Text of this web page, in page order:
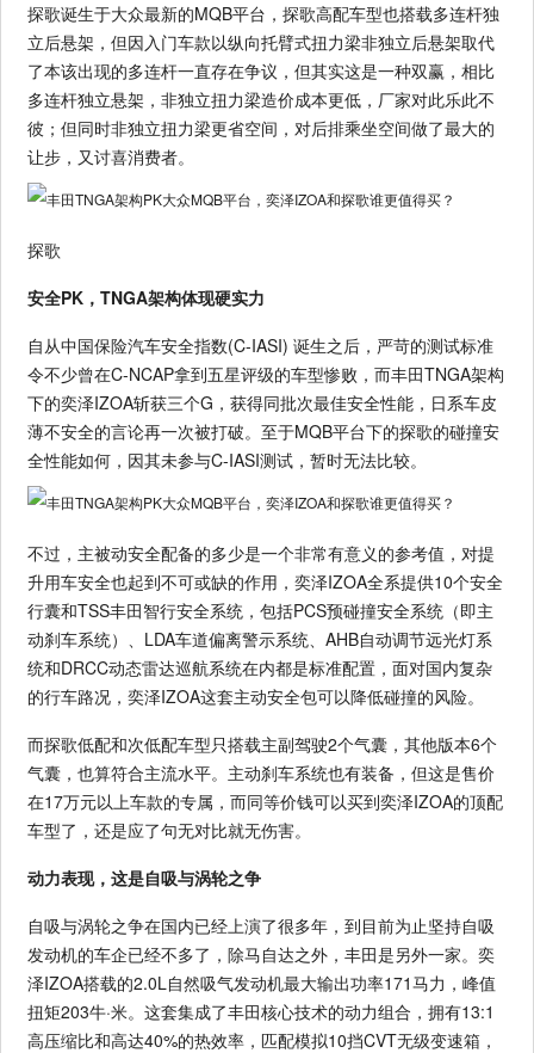
探歌诞生于大众最新的MQB平台，探歌高配车型也搭载多连杆独
立后悬架，但因入门车款以纵向托臂式扭力梁非独立后悬架取代
了本该出现的多连杆一直存在争议，但其实这是一种双赢，相比
多连杆独立悬架，非独立扭力梁造价成本更低，厂家对此乐此不
彼；但同时非独立扭力梁更省空间，对后排乘坐空间做了最大的
让步，又讨喜消费者。
探歌
安全PK，TNGA架构体现硬实力
自从中国保险汽车安全指数(C-IASI) 诞生之后，严苛的测试标准
令不少曾在C-NCAP拿到五星评级的车型惨败，而丰田TNGA架构
下的奕泽IZOA斩获三个G，获得同批次最佳安全性能，日系车皮
薄不安全的言论再一次被打破。至于MQB平台下的探歌的碰撞安
全性能如何，因其未参与C-IASI测试，暂时无法比较。
不过，主被动安全配备的多少是一个非常有意义的参考值，对提
升用车安全也起到不可或缺的作用，奕泽IZOA全系提供10个安全
行囊和TSS丰田智行安全系统，包括PCS预碰撞安全系统（即主
动刹车系统）、LDA车道偏离警示系统、AHB自动调节远光灯系
统和DRCC动态雷达巡航系统在内都是标准配置，面对国内复杂
的行车路况，奕泽IZOA这套主动安全包可以降低碰撞的风险。
而探歌低配和次低配车型只搭载主副驾驶2个气囊，其他版本6个
气囊，也算符合主流水平。主动刹车系统也有装备，但这是售价
在17万元以上车款的专属，而同等价钱可以买到奕泽IZOA的顶配
车型了，还是应了句无对比就无伤害。
动力表现，这是自吸与涡轮之争
自吸与涡轮之争在国内已经上演了很多年，到目前为止坚持自吸
发动机的车企已经不多了，除马自达之外，丰田是另外一家。奕
泽IZOA搭载的2.0L自然吸气发动机最大输出功率171马力，峰值
扭矩203牛·米。这套集成了丰田核心技术的动力组合，拥有13:1
高压缩比和高达40%的热效率，匹配模拟10挡CVT无级变速箱，